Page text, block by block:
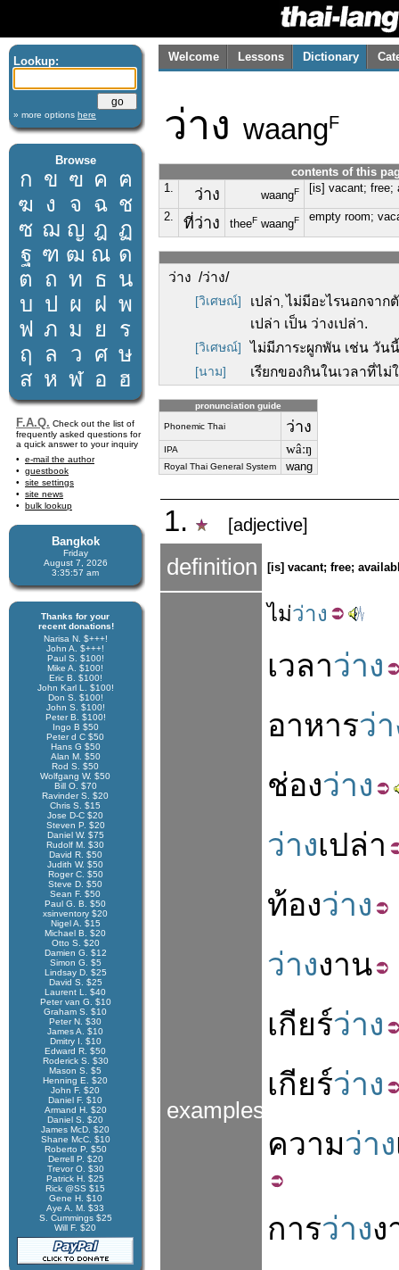
Lookup:
» more options here
Browse
ก ข ฃ ค ฅ
ฆ ง จ ฉ ช
ซ ฌ ญ ฎ ฏ
ฐ ฑ ฒ ณ ด
ต ถ ท ธ น
บ ป ผ ฝ พ
ฟ ภ ม ย
ร
ฤ
ล ว ศ ษ
ส ห ฬ อ ฮ
F.A.Q. Check out the list of
frequently asked questions for
a quick answer to your inquiry
e-mail the author
guestbook
site settings
site news
bulk lookup
Bangkok
Friday
August 7, 2026
3:35:58 am
Thanks for your
recent donations!
Narisa N. $+++!
John A. $+++!
Paul S. $100!
Mike A. $100!
Eric B. $100!
John Karl L. $100!
Don S. $100!
John S. $100!
Peter B. $100!
Ingo B $50
Peter d C $50
Hans G $50
Alan M. $50
Rod S. $50
Wolfgang W. $50
Bill O. $70
Ravinder S. $20
Chris S. $15
Jose D-C $20
Steven P. $20
Daniel W. $75
Rudolf M. $30
David R. $50
Judith W. $50
Roger C. $50
Steve D. $50
Sean F. $50
Paul G. B. $50
xsinventory $20
Nigel A. $15
Michael B. $20
Otto S. $20
Damien G. $12
Simon G. $5
Lindsay D. $25
David S. $25
Laurent L. $40
Peter van G. $10
Graham S. $10
Peter N. $30
James A. $10
Dmitry I. $10
Edward R. $50
Roderick S. $30
Mason S. $5
Henning E. $20
John F. $20
Daniel F. $10
Armand H. $20
Daniel S. $20
James McD. $20
Shane McC. $10
Roberto P. $50
Derrell P. $20
Trevor O. $30
Patrick H. $25
Rick @SS $15
Gene H. $10
Aye A. M. $33
S. Cummings $25
Will F. $20
Welcome Lessons Dictionary
ว่าง waangF
contents of this
1.
ว่าง waangF [is] vacant; free;
2. ที่ว่าง theeF waangF empty room;
ว่าง /ว่าง/
[วิเศษณ์] เปล่า, ไม่มีอะไรนอกจาก
เปล่า เป็น ว่างเปล่า.
[วิเศษณ์] ไม่มีภาระผูกพัน เช่น วัน
[นาม] เรียกของกินในเวลาที่ไม่
pronunciation guide
Phonemic Thai ว่าง
IPA wâːŋ
Royal Thai General System wang
1. [adjective]
definition [is] vacant; free;
examples
ไม่ว่าง
เวลาว่าง
อาหารว่
ช่องว่าง
ว่างเปล่า
ท้องว่าง
ว่างงาน
เกียร์ว่าง
เกียร์ว่าง
ความว่าง
การว่างง